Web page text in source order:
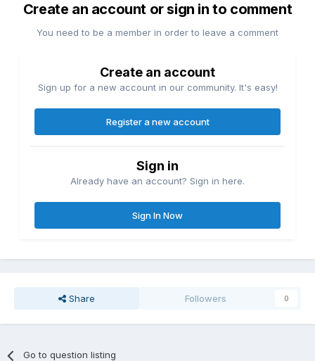
Create an account or sign in to comment
You need to be a member in order to leave a comment
Create an account
Sign up for a new account in our community. It's easy!
Register a new account
Sign in
Already have an account? Sign in here.
Sign In Now
Share Followers 0
Go to question listing